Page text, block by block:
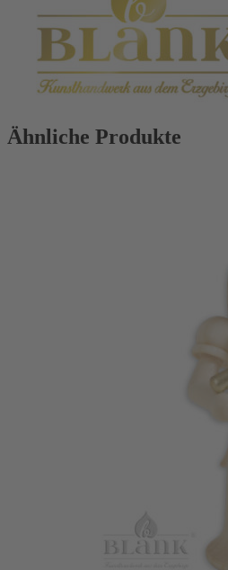
Ähnliche Produkte